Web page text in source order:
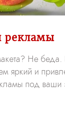
рекламы
Не беда.
яркий и
под ваши